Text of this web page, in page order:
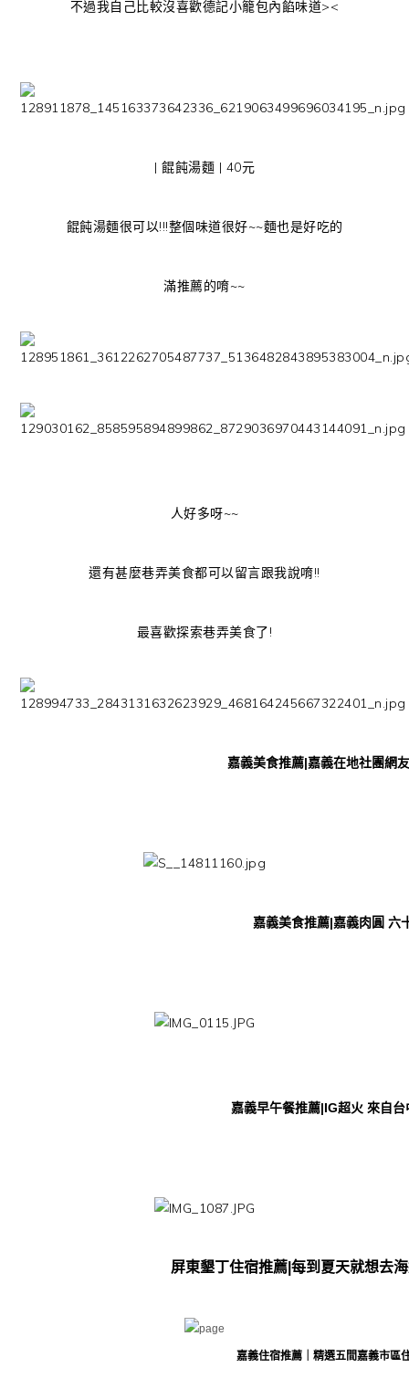
不過我自己比較沒喜歡德記小籠包內餡味道><
| 餛飩湯麵 | 40元
餛飩湯麵很可以!!!整個味道很好~~麵也是好吃的
滿推薦的唷~~
人好多呀~~
還有甚麼巷弄美食都可以留言跟我說唷!!
最喜歡探索巷弄美食了!
嘉義美食推薦|嘉義在地社團網
嘉義美食推薦|嘉義肉圓 六
嘉義早午餐推薦|IG超火 來自
屏東墾丁住宿推薦|每到夏天就想去
嘉義住宿推薦｜精選五間嘉義市區